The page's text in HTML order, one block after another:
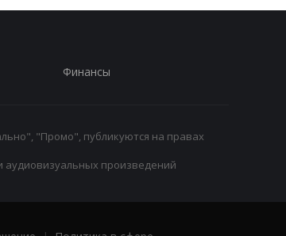
Финансы
"Промо", публикуются на правах
произведений